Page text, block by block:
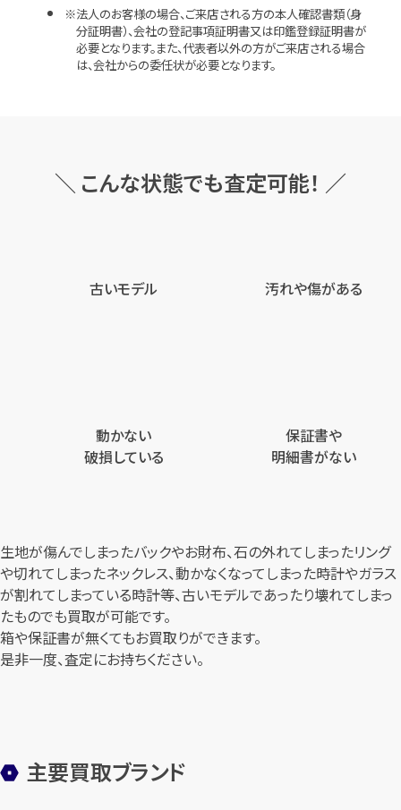
法人のお客様の場合、ご来店される方の本人確認書類（身
分証明書）、会社の登記事項証明書又は印鑑登録証明書が
必要となります。また、代表者以外の方がご来店される場合
は、会社からの委任状が必要となります。
＼ こんな状態でも査定可能！ ／
古いモデル 汚れや傷がある
動かない
破損している
保証書や
明細書がない
生地が傷んでしまったバックやお財布、石の外れてしまったリング
や切れてしまったネックレス、動かなくなってしまった時計やガラス
が割れてしまっている時計等、古いモデルであったり壊れてしまっ
たものでも買取が可能です。
箱や保証書が無くてもお買取りができます。
是非一度、査定にお持ちください。
主要買取ブランド